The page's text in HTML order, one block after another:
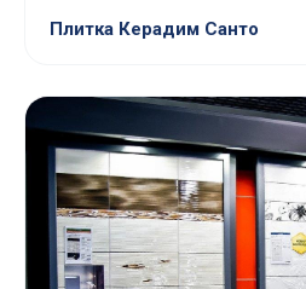
Плитка Керадим Санто